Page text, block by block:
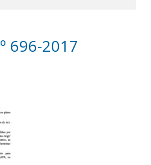
696-2017